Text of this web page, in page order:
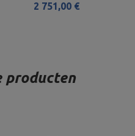
2 751,00 €
producten